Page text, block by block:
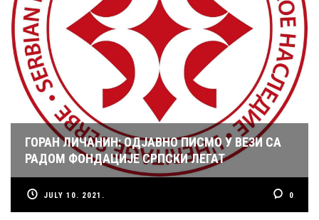
ГОРАН ЛИЧАНИН: ОДЈАВНО ПИСМО У ВЕЗИ СА
РАДОМ ФОНДАЦИЈЕ СРПСКИ ЛЕГАТ
JULY 10. 2021. 0